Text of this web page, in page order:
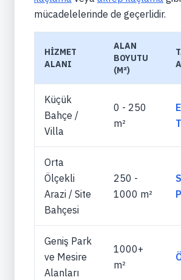
mücadelelerinde de geçerlidir.
HIZMET
ALANI
ALAN
BOYUTU
(M²)
Küçük
Bahçe /
Villa
0 - 250
m²
Orta
Ölçekli
Arazi / Site
Bahçesi
250 -
1000 m²
Geniş Park
ve Mesire
Alanları
1000+
m²